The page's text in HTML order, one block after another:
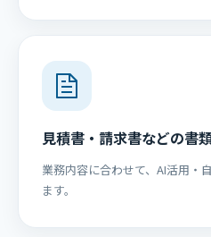
見積書・請求書などの書
業務内容に合わせて、AI活用・
ます。